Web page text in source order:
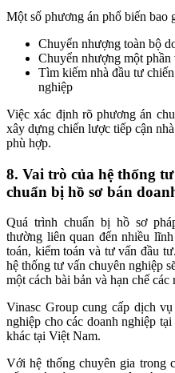
Một số phương án phổ biến bao
Chuyển nhượng toàn bộ
Chuyển nhượng một phần
Tìm kiếm nhà đầu tư
nghiệp
Việc xác định rõ phương án
xây dựng chiến lược tiếp cận
phù hợp.
8. Vai trò của hệ thống
chuẩn bị hồ sơ bán
Quá trình chuẩn bị hồ sơ
thường liên quan đến nhiều
toán, kiểm toán và tư vấn đầu
hệ thống tư vấn chuyên nghiệp
một cách bài bản và hạn chế
Vinasc Group cung cấp dịch
nghiệp cho các doanh nghiệp
khác tại Việt Nam.
Với hệ thống chuyên gia trong